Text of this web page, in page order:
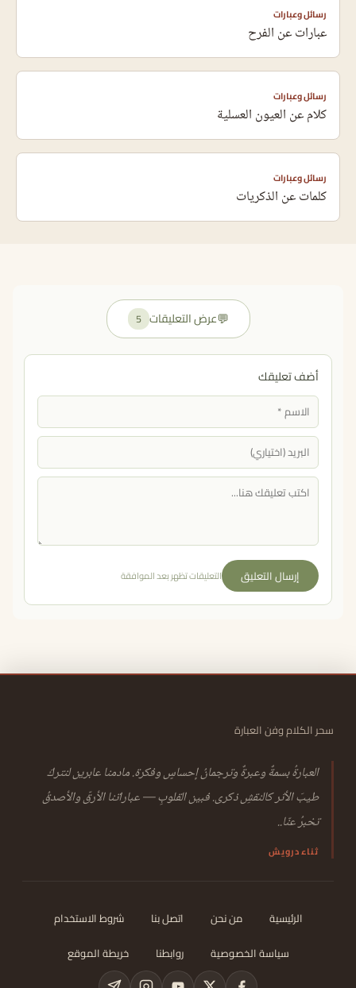
رسائل وعبارات
عبارات عن الفرح
رسائل وعبارات
كلام عن العيون العسلية
رسائل وعبارات
كلمات عن الذكريات
💬عرض التعليقات 5
أضف تعليقك
إرسال التعليق التعليقات تظهر بعد الموافقة
سحر الكلام وفن العبارة
العبارةُ بسمةٌ وعبرةٌ وترجمانُ إحساسٍ وفكرة. مادمنا عابرين لنتركَ
طيبَ الأثر كالنقشِ ذكرى. فبين القلوبِ — عباراتنا الأرقّ والأصدقُ
تخبرُ عنّا..
ثناء درويش
الرئيسية من نحن اتصل بنا
شروط الاستخدام
سياسة الخصوصية
روابطنا خريطة الموقع